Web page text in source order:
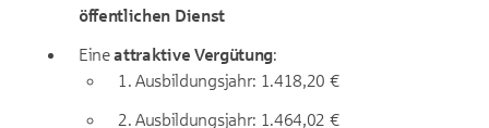
öffentlichen Dienst
Eineattraktive Vergütung:
1. Ausbildungsjahr: 1.418,20 €
2. Ausbildungsjahr: 1.464,02 €